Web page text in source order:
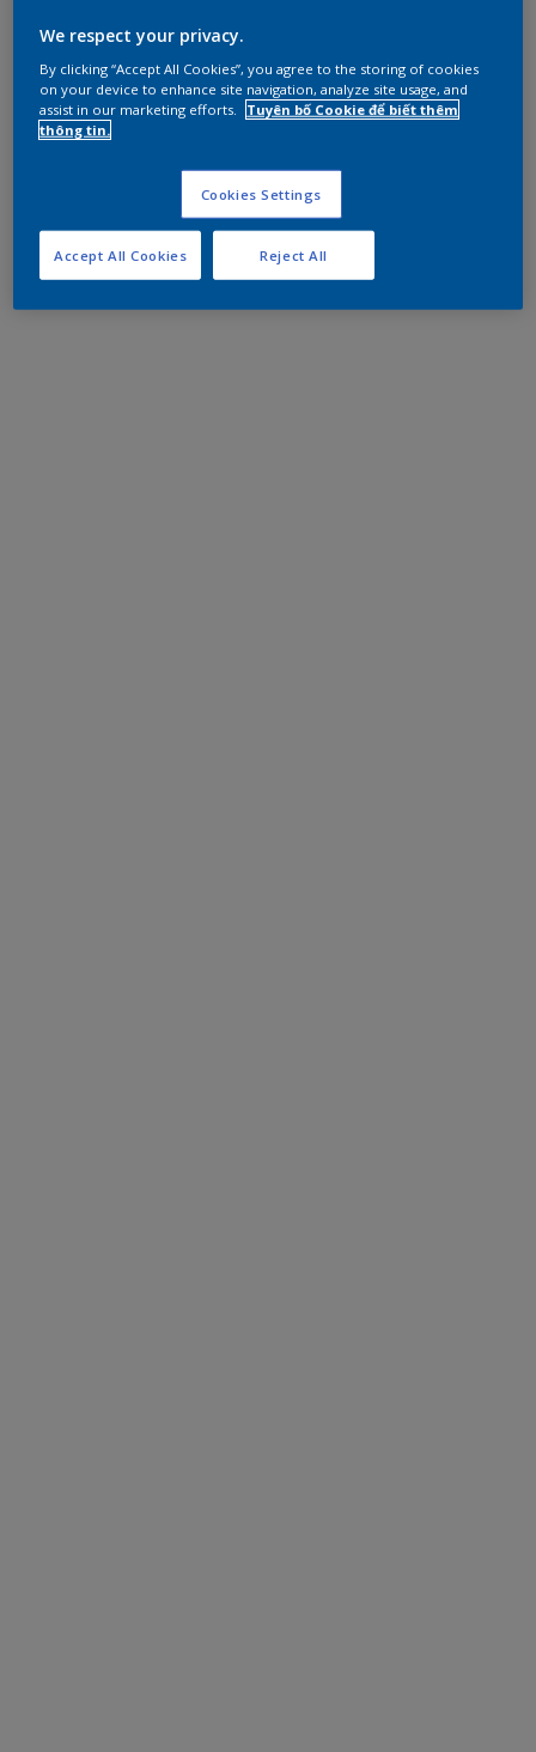
We respect your privacy.
By clicking “Accept All Cookies”, you agree to the storing of cookies
on your device to enhance site navigation, analyze site usage, and
assist in our marketing efforts.
Tuyên bố Cookie để biết thêm
thông tin.
Cookies Settings
Reject All
Accept All Cookies